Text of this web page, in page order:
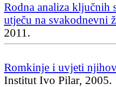
Rodna analiza ključnih
utječu na svakodnevni
2011.
Romkinje i uvjeti
Institut Ivo Pilar, 2005.